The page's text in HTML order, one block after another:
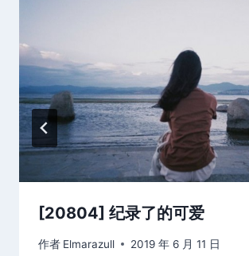
[20804] 纪录了的可爱
作者 Elmarazull 2019 年 6 月 11 日